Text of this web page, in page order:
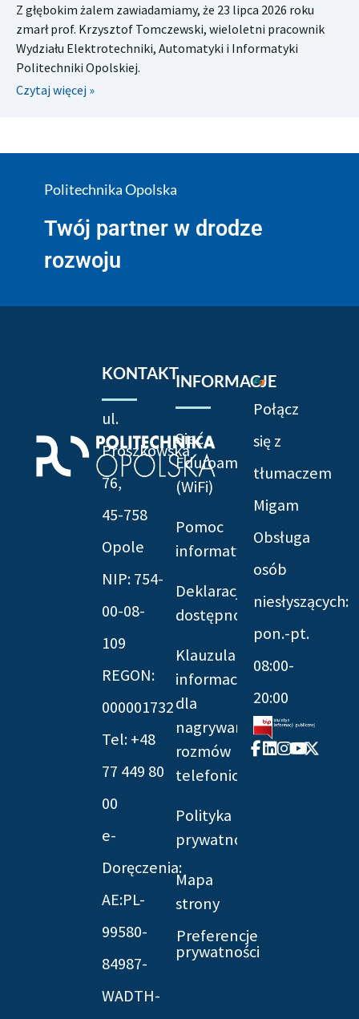
Z głębokim żalem zawiadamiamy, że 23 lipca 2026 roku
zmarł prof. Krzysztof Tomczewski, wieloletni pracownik
Wydziału Elektrotechniki, Automatyki i Informatyki
Politechniki Opolskiej.
Czytaj więcej »
Politechnika Opolska
Twój partner w drodze
rozwoju
KONTAKT
ul.
Prószkowska
76,
45-758
Opole
NIP: 754-
00-08-
109
REGON:
000001732
Tel: +48
77 449 80
00
e-
Doręczenia:
AE:PL-
99580-
84987-
WADTH-
INFORMACJE
Sieć
Eduroam
(WiFi)
Pomoc
informatyczna
Deklaracja
dostępności
Klauzula
informacyjna
dla
nagrywania
rozmów
telefonicznych
Polityka
prywatności
Mapa
strony
Preferencje
prywatności
Połącz
się z
tłumaczem
Migam
Obsługa
osób
niesłyszących:
pon.-pt.
08:00-
20:00
Facebook-
f
Linkedin
Instagram
Youtube
X-
twitter